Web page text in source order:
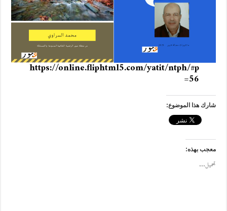
https://online.fliphtml5.com/yatit/ntph/#p
=56
شارك هذا الموضوع:
معجب بهذه:
تحميل...